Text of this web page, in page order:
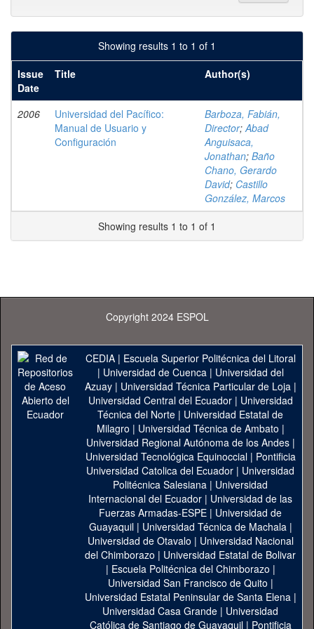
Showing results 1 to 1 of 1
Issue
Date
Title Author(s)
2006
Universidad del Pacífico:
Manual de Usuario y
Configuración
Barboza, Fabián,
Director;Abad
Anguisaca,
Jonathan; Baño
Chano, Gerardo
David; Castillo
González, Marcos
Showing results 1 to 1 of 1
Copyright 2024 ESPOL
CEDIA| Escuela Superior Politécnica del Litoral
| Universidad de Cuenca| Universidad del
Azuay| Universidad Técnica Particular de Loja|
Universidad Central del Ecuador| Universidad
Técnica del Norte | Universidad Estatal de
Milagro | Universidad Técnica de Ambato |
Universidad Regional Autónoma de los Andes|
Universidad Tecnológica Equinoccial| Pontificia
Universidad Catolica del Ecuador | Universidad
Politécnica Salesiana | Universidad
Internacional del Ecuador | Universidad de las
Fuerzas Armadas-ESPE | Universidad de
Guayaquil| Universidad Técnica de Machala|
Universidad de Otavalo | Universidad Nacional
del Chimborazo | Universidad Estatal de Bolivar
| Escuela Politécnica del Chimborazo |
Universidad San Francisco de Quito |
Universidad Estatal Peninsular de Santa Elena|
Universidad Casa Grande | Universidad
Católica de Santiago de Guayaquil| Pontificia